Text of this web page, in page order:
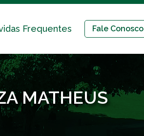
Frequentes Fale Conosco
MATHEUS